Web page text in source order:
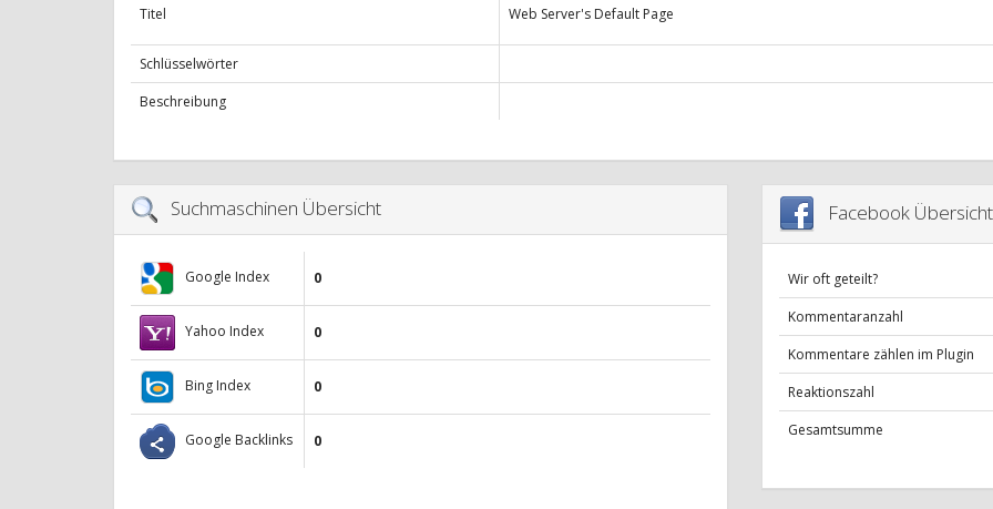
Titel
Web Server's Default Page
Schlüsselwörter
Beschreibung
Suchmaschinen Übersicht
Google Index 0
Yahoo Index 0
Bing Index 0
Google Backlinks 0
Facebook Übersicht
Wir oft geteilt?
Kommentaranzahl
Kommentare zählen im Plugin
Reaktionszahl
Gesamtsumme